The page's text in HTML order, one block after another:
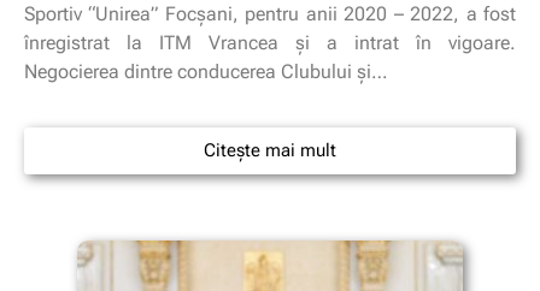
Sportiv “Unirea” Focșani, pentru anii 2020 – 2022, a fost
înregistrat la ITM Vrancea și a intrat în vigoare.
Negocierea dintre conducerea Clubului și…
Citește mai mult